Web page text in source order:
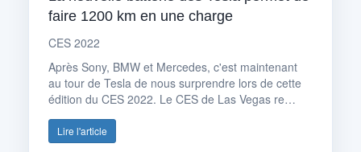
faire 1200 km en une charge
CES 2022
Après Sony, BMW et Mercedes, c'est maintenant
au tour de Tesla de nous surprendre lors de cette
édition du CES 2022. Le CES de Las Vegas re…
Lire l'article